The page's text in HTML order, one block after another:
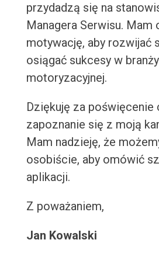
przydadzą się na
Managera Serwisu. Mam
motywację, aby rozwijać
osiągać sukcesy w branży
motoryzacyjnej.
Dziękuję za poświęcenie
zapoznanie się z moją
Mam nadzieję, że
osobiście, aby omówić
aplikacji.
Z poważaniem,
Jan Kowalski